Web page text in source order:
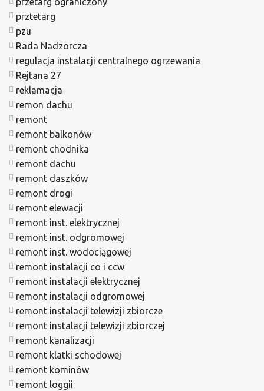
prztetarg
pzu
Rada Nadzorcza
regulacja instalacji centralnego ogrzewania
Rejtana 27
reklamacja
remon dachu
remont
remont balkonów
remont chodnika
remont dachu
remont daszków
remont drogi
remont elewacji
remont inst. elektrycznej
remont inst. odgromowej
remont inst. wodociągowej
remont instalacji co i ccw
remont instalacji elektrycznej
remont instalacji odgromowej
remont instalacji telewizji zbiorcze
remont instalacji telewizji zbiorczej
remont kanalizacji
remont klatki schodowej
remont kominów
remont loggii